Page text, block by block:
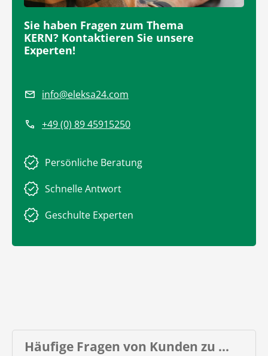
Sie haben Fragen zum Thema
KERN? Kontaktieren Sie unsere
Experten!
info@eleksa24.com
+49 (0) 89 45915250
Persönliche Beratung
Schnelle Antwort
Geschulte Experten
Häufige Fragen von Kunden zu ...